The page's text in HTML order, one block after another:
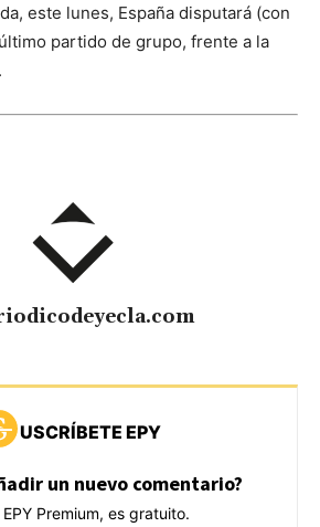
este lunes, España disputará (con
partido de grupo, frente a la
USCRÍBETE EPY
un nuevo comentario?
Premium, es gratuito.